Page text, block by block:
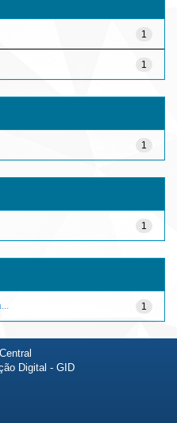
1
1
1
1
1
Digital - GID